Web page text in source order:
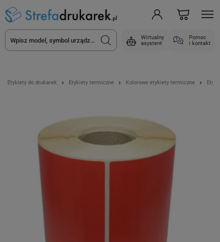
Wirtualny
asystent
Pomoc
i kontakt
Etykiety do drukarek Etykiety termiczne Kolorowe etykiety termiczne